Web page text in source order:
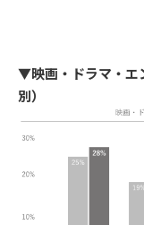
▼映画・ドラマ・エ
別）